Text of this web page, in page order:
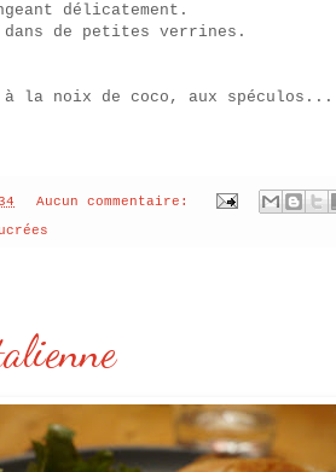
délicatement.
dans de petites verrines.
à la noix de coco, aux spéculos...
Aucun commentaire: